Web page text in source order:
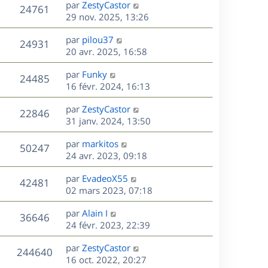
e
s
n
i
e
r
m
e
s
s
a
g
e
24761
u
D
e
r
n
i
e
r
m
e
s
s
a
g
e
par ZestyCastor
29 nov. 2025, 13:26
24931
u
D
e
r
n
i
e
r
m
e
s
s
a
g
e
par pilou37
20 avr. 2025, 16:58
24485V
u
e
s
D
e
r
n
i
e
r
m
e
s
s
a
g
e
par Funky
16 févr. 2024, 16:13
22846V
u
D
e
r
n
i
e
r
m
e
s
s
a
g
e
par ZestyCastor
31 janv. 2024, 13:50
50247V
u
D
e
r
n
i
e
r
m
e
s
s
par markitos
24 avr. 2023, 09:18
42481
u
e
s
D
e
r
n
i
e
r
m
par EvadeoX55
02 mars 2023, 07:18
36646V
u
e
D
e
r
n
i
par Alain I
24 févr. 2023, 22:39
244640V
D
e
par ZestyCastor
16 oct. 2022, 20:27